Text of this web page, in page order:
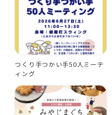
つくり手つかい手50人ミーテ
ィング